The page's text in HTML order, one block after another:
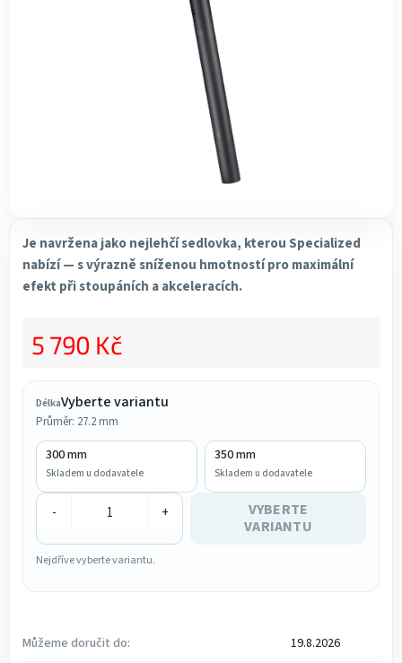
Je navržena jako nejlehčí sedlovka, kterou Specialized
nabízí — s výrazně sníženou hmotností pro maximální
efekt při stoupáních a akceleracích.
DélkaVyberte variantu
Průměr: 27.2 mm
300 mm
Skladem u dodavatele
350 mm
Skladem u dodavatele
- +
VYBERTE
VARIANTU
Nejdříve vyberte variantu.
Můžeme doručit do:
19.8.2026
5 790 Kč